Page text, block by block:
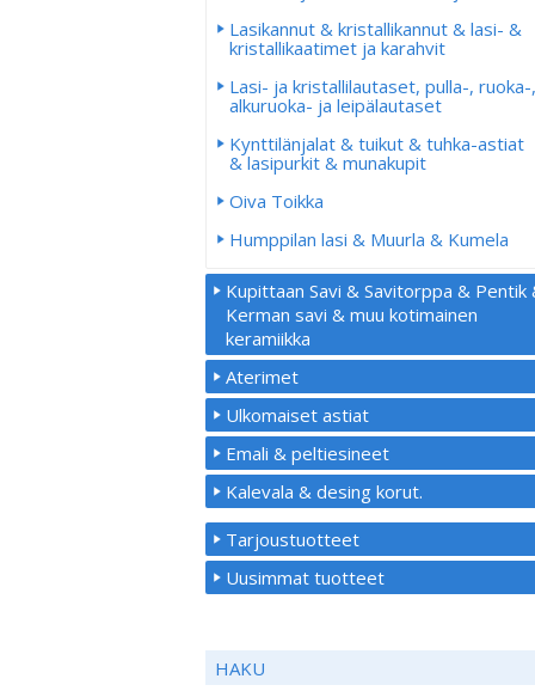
Lasikannut & kristallikannut & lasi- &
kristallikaatimet ja karahvit
Lasi- ja kristallilautaset, pulla-, ruoka-,
alkuruoka- ja leipälautaset
Kynttilänjalat & tuikut & tuhka-astiat
& lasipurkit & munakupit
Oiva Toikka
Humppilan lasi & Muurla & Kumela
Kupittaan Savi & Savitorppa & Pentik
Kerman savi & muu kotimainen
keramiikka
Aterimet
Ulkomaiset astiat
Emali & peltiesineet
Kalevala & desing korut.
Tarjoustuotteet
Uusimmat tuotteet
HAKU